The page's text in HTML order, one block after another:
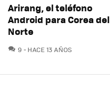
Arirang, el teléfono
Android para Corea del
Norte
9 COMENTARIOS
HACE 13 AÑOS